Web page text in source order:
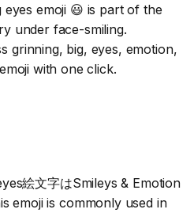
emoji 😃 is part of the
under face-smiling.
grinning, big, eyes, emotion,
with one click.
絵文字はSmileys & Emotion
emoji is commonly used in